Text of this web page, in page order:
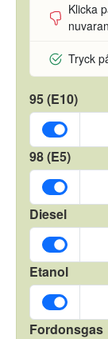
Klicka
Tryck
95 (E10)
98 (E5)
Diesel
Etanol
Fordonsgas